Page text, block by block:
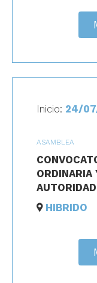
Inicio: 24/
ASAMBLEA
ORDINARIA
HIBRIDO